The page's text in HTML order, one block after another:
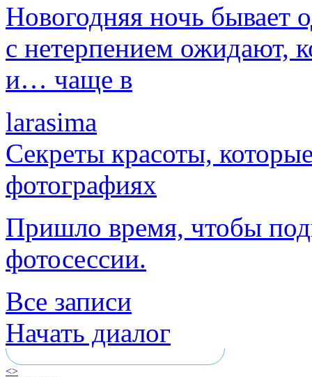
Новогодняя ночь бывает
с нетерпением ожидают,
и… чаще в
larasima
Секреты красоты,
фотографиях
Пришло время, чтобы
фотосессии.
Все записи
Начать диалог
<>